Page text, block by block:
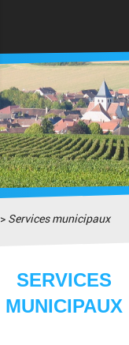
> Services municipaux
SERVICES
MUNICIPAUX